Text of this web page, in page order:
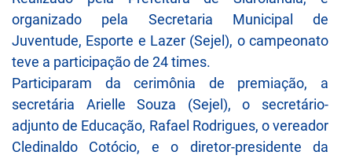
organizado pela Secretaria Municipal de
Juventude, Esporte e Lazer (Sejel), o campeonato
teve a participação de 24 times.
Participaram da cerimônia de premiação, a
secretária Arielle Souza (Sejel), o secretário-
adjunto de Educação, Rafael Rodrigues, o vereador
Cledinaldo Cotócio, e o diretor-presidente da